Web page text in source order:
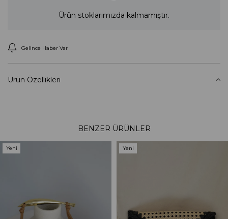
Ürün stoklarımızda kalmamıştır.
Gelince Haber Ver
Ürün Özellikleri
BENZER ÜRÜNLER
Yeni
Yeni